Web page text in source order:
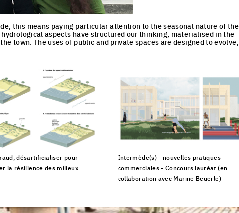
this means paying particular attention to the seasonal nature of the
aspects have structured our thinking, materialised in the
town. The uses of public and private spaces are designed to evolve,
désartificialiser pour
la résilience des milieux
Intermède(s) - nouvelles pratiques
commerciales - Concours lauréat (en
collaboration avec Marine Beuerle)